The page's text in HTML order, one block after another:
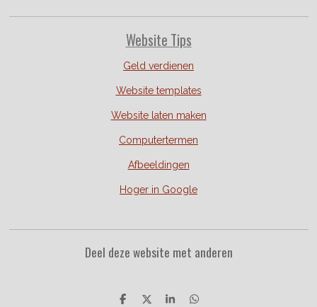
Website Tips
Geld verdienen
Website templates
Website laten maken
Computertermen
Afbeeldingen
Hoger in Google
Deel deze website met anderen
D D S D